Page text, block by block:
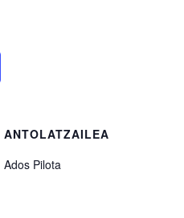
ANTOLATZAILEA
Ados Pilota